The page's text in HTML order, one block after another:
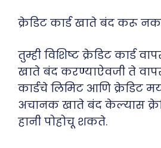
क्रेडिट कार्ड खाते बंद करू
तुम्ही विशिष्ट क्रेडिट कार्ड
खाते बंद करण्याऐवजी ते
कार्डचे लिमिट आणि क्रेडिट
अचानक खाते बंद केल्यास
हानी पोहोचू शकते.